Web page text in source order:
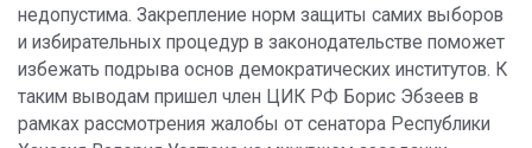
недопустима. Закрепление норм защиты самих выборов
и избирательных процедур в законодательстве поможет
избежать подрыва основ демократических институтов. К
таким выводам пришел член ЦИК РФ Борис Эбзеев в
рамках рассмотрения жалобы от сенатора Республики